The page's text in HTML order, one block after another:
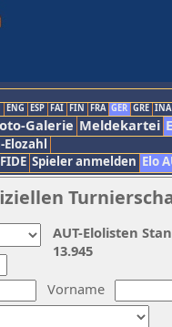
ENG ESP FAI FIN FRA GER GRE INA
Galerie Meldekartei
FIDE Spieler anmelden Elo
Vorname
AUT-Elolisten
13.945